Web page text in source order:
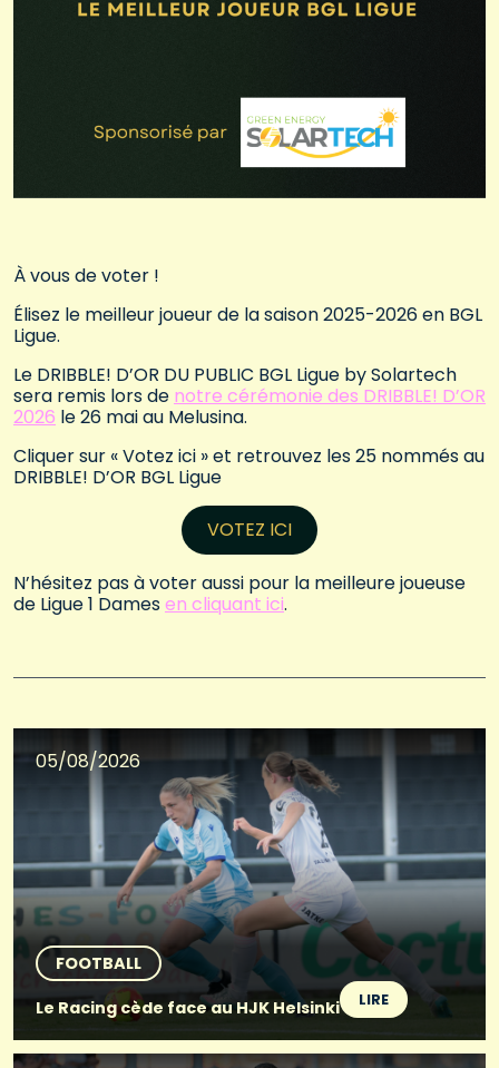
À vous de voter !
Élisez le meilleur joueur de la saison 2025-2026 en BGL
Ligue.
Le DRIBBLE! D’OR DU PUBLIC BGL Ligue by Solartech
sera remis lors de notre cérémonie des DRIBBLE! D’OR
2026 le 26 mai au Melusina.
Cliquer sur « Votez ici » et retrouvez les 25 nommés au
DRIBBLE! D’OR BGL Ligue
VOTEZ ICI
N’hésitez pas à voter aussi pour la meilleure joueuse
de Ligue 1 Damesen cliquant ici.
05/08/2026
FOOTBALL
Le Racing cède face au HJK Helsinki
LIRE